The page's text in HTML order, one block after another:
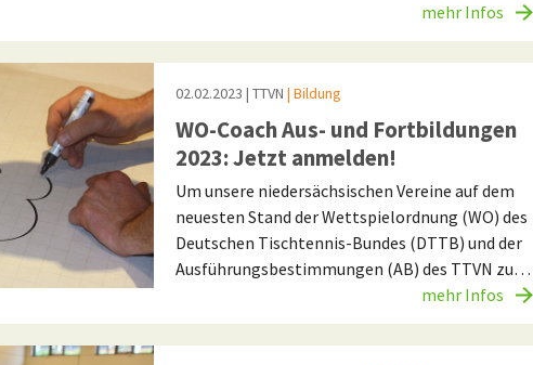
mehr Infos
02.02.2023 | TTVN | Bildung
WO-Coach Aus- und Fortbildungen
2023: Jetzt anmelden!
Um unsere niedersächsischen Vereine auf dem
neuesten Stand der Wettspielordnung (WO) des
Deutschen Tischtennis-Bundes (DTTB) und der
Ausführungsbestimmungen (AB) des TTVN zu…
mehr Infos